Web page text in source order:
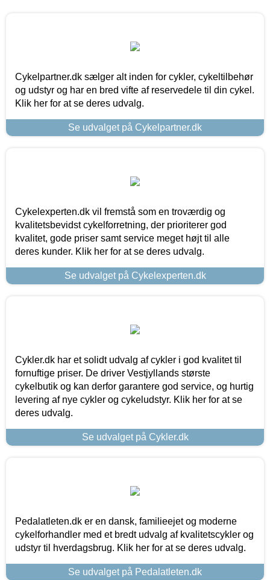
Cykelpartner.dk sælger alt inden for cykler, cykeltilbehør
og udstyr og har en bred vifte af reservedele til din cykel.
Klik her for at se deres udvalg.
Se udvalget på Cykelpartner.dk
Cykelexperten.dk vil fremstå som en troværdig og
kvalitetsbevidst cykelforretning, der prioriterer god
kvalitet, gode priser samt service meget højt til alle
deres kunder. Klik her for at se deres udvalg.
Se udvalget på Cykelexperten.dk
Cykler.dk har et solidt udvalg af cykler i god kvalitet til
fornuftige priser. De driver Vestjyllands største
cykelbutik og kan derfor garantere god service, og hurtig
levering af nye cykler og cykeludstyr. Klik her for at se
deres udvalg.
Se udvalget på Cykler.dk
Pedalatleten.dk er en dansk, familieejet og moderne
cykelforhandler med et bredt udvalg af kvalitetscykler og
udstyr til hverdagsbrug. Klik her for at se deres udvalg.
Se udvalget på Pedalatleten.dk